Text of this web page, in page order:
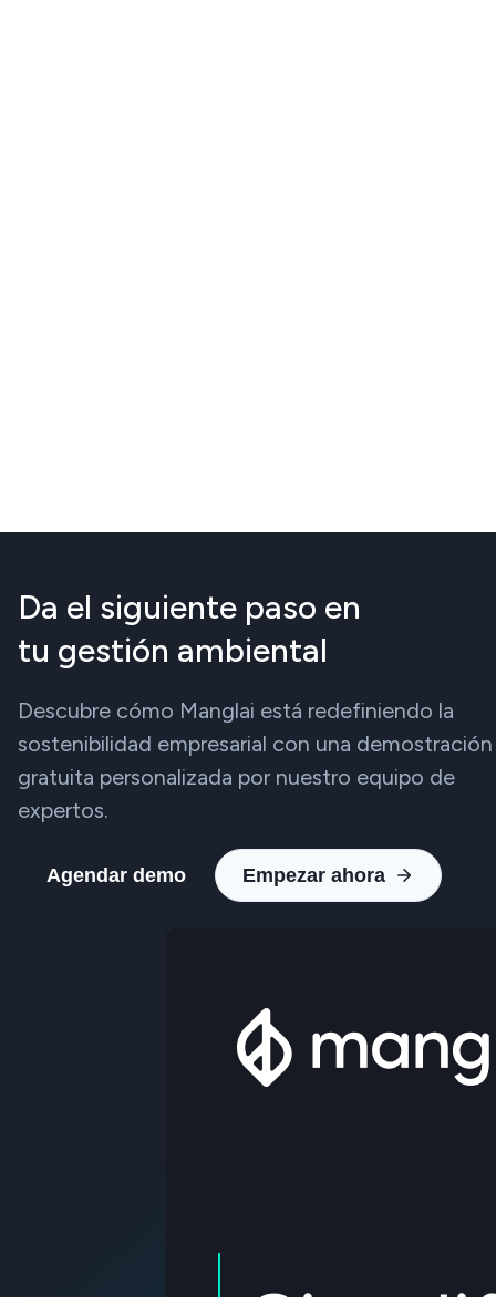
Da el siguiente paso en
tu gestión ambiental
Descubre cómo Manglai está redefiniendo la
sostenibilidad empresarial con una demostración
gratuita personalizada por nuestro equipo de
expertos.
Agendar demo Empezar ahora